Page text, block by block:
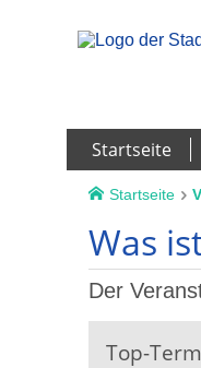
Startseite
Startseite
Was
Der
Top-